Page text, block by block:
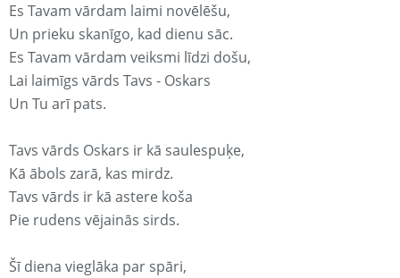
Es Tavam vārdam laimi novēlēšu,
Un prieku skanīgo, kad dienu sāc.
Es Tavam vārdam veiksmi līdzi došu,
Lai laimīgs vārds Tavs - Oskars
Un Tu arī pats.
Tavs vārds Oskars ir kā saulespuķe,
Kā ābols zarā, kas mirdz.
Tavs vārds ir kā astere koša
Pie rudens vējainās sirds.
Šī diena vieglāka par spāri,